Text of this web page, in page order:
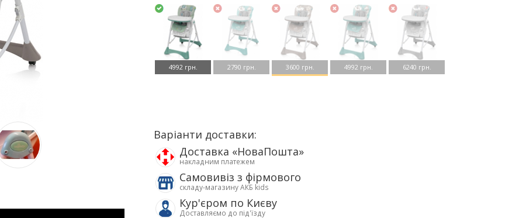
4992 грн. 2790 грн. 3600 грн. 4992 грн. 6240 грн.
Варіанти доставки:
Доставка «НоваПошта»
накладним платежем
Самовивіз з фірмового
складу-магазину АКБ kids
Кур'єром по Києву
Доставляємо до під'їзду